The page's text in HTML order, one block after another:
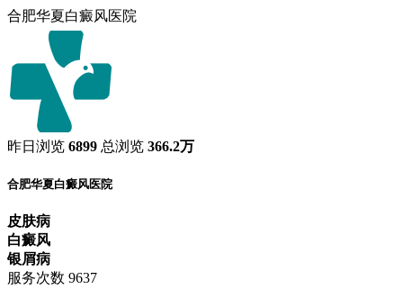
合肥华夏白癜风医院
昨日浏览 6899 总浏览 366.2万
合肥华夏白癜风医院
皮肤病
白癜风
银屑病
服务次数 9637